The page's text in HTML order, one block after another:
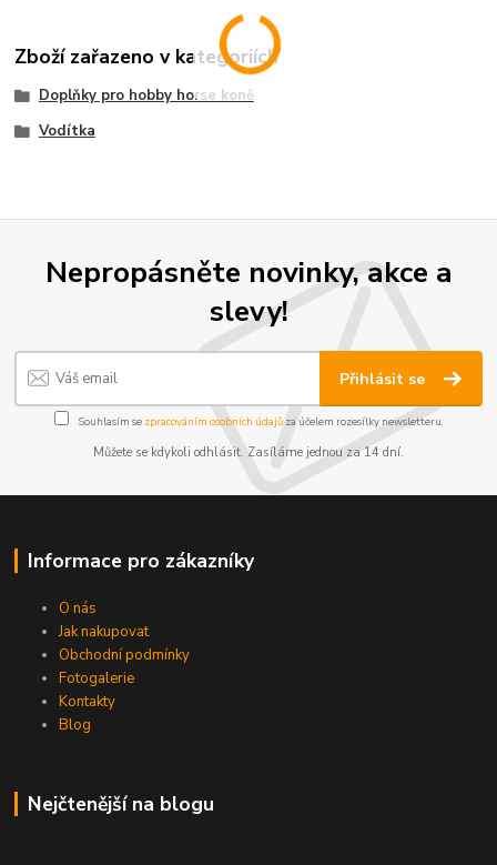
Zboží zařazeno v kategoriích
Doplňky pro hobby horse koně
Vodítka
Nepropásněte novinky, akce a
slevy!
Přihlásit se
Souhlasím se zpracováním osobních údajůza účelem rozesílky newsletteru.
Můžete se kdykoli odhlásit. Zasíláme jednou za 14 dní.
Informace pro zákazníky
O nás
Jak nakupovat
Obchodní podmínky
Fotogalerie
Kontakty
Blog
Nejčtenější na blogu